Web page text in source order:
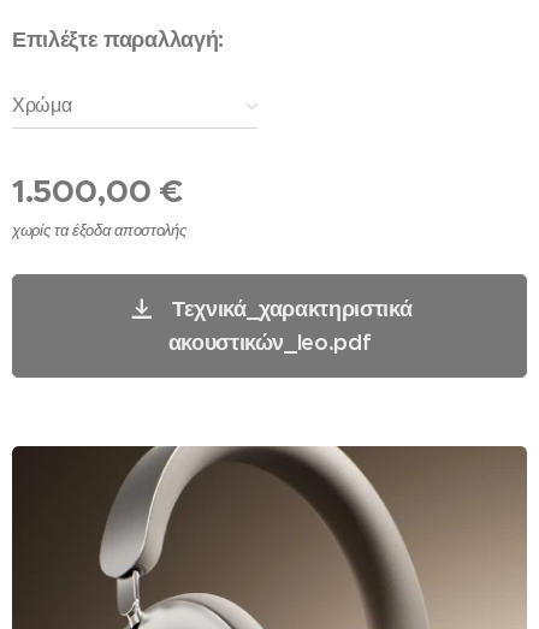
Επιλέξτε παραλλαγή:
Χρώμα
1.500,00 €
χωρίς τα έξοδα αποστολής
Τεχνικά_χαρακτηριστικά
ακουστικών_leo.pdf